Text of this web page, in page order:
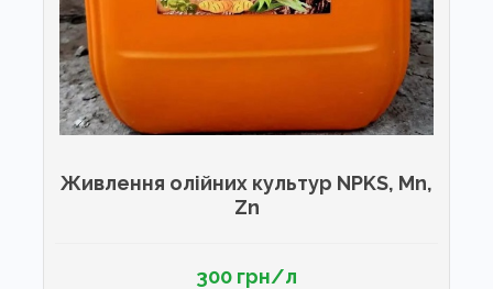
Живлення олійних культур NPKS, Mn,
Zn
300 грн/л